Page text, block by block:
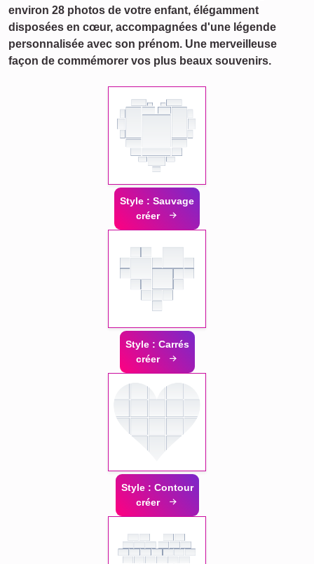
environ 28 photos de votre enfant, élégamment
disposées en cœur, accompagnées d'une légende
personnalisée avec son prénom. Une merveilleuse
façon de commémorer vos plus beaux souvenirs.
Style : Sauvage
créer
Style : Carrés
créer
Style : Contour
créer